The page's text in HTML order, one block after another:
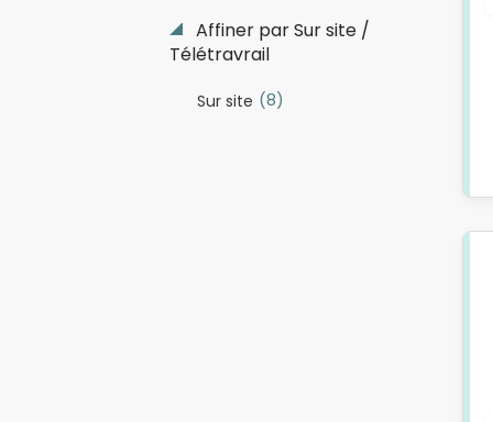
Affiner par Sur site /
Télétravrail
Sur site (8)